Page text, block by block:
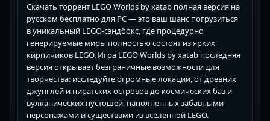
Скачать торрент LEGO Worlds by xatab полная версия на
русском бесплатно для PC — это ваш шанс погрузиться
в уникальный LEGO-сэндбокс, где процедурно
генерируемые миры полностью состоят из ярких
кирпичиков LEGO. Игра LEGO Worlds by xatab последняя
версия открывает безграничные возможности для
творчества: исследуйте огромные локации, от древних
джунглей и пиратских островов до космических баз и
вулканических пустошей, наполненных забавными
персонажами и существами из вселенной LEGO.